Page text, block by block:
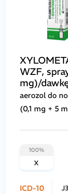
WZF,
mg)/
aerozol do
(0,1 mg + 5
100%
X
ICD-10